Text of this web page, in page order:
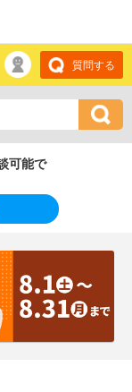
質問する
可能で